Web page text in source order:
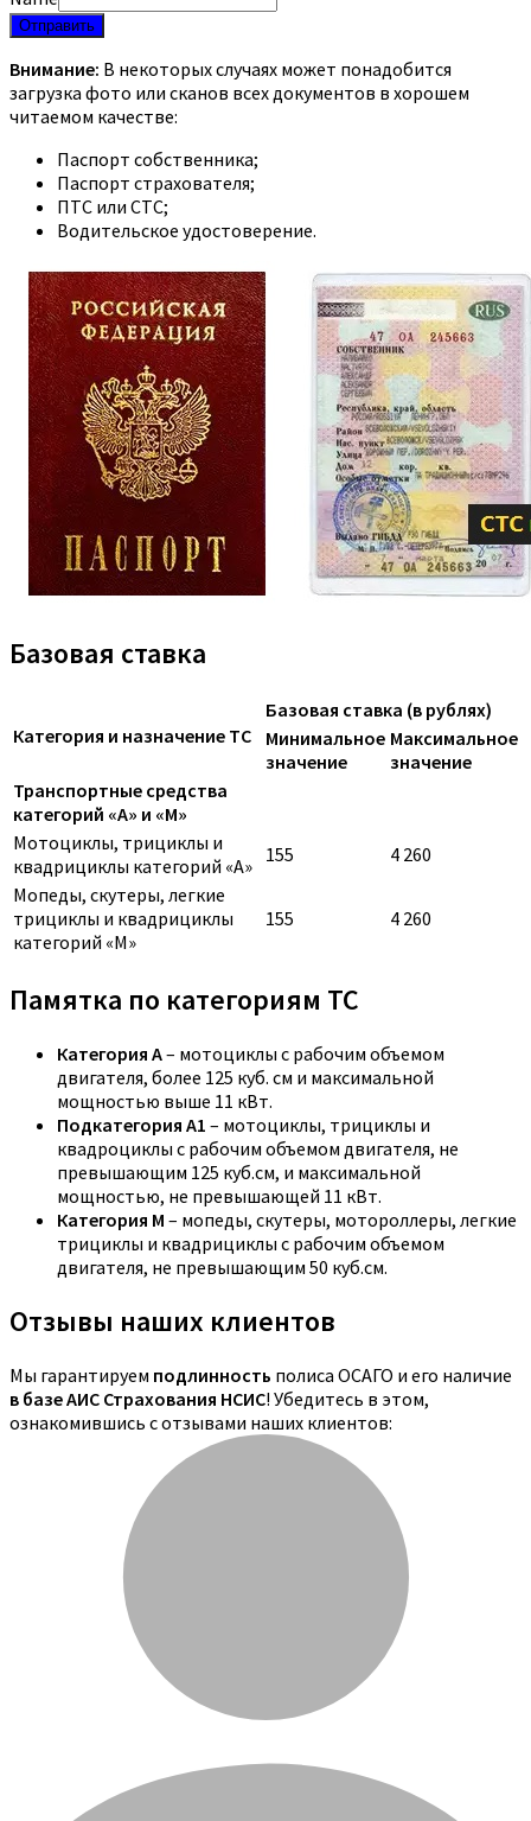
Отправить
Внимание: В некоторых случаях может понадобится
загрузка фото или сканов всех документов в хорошем
читаемом качестве:
Паспорт собственника;
Паспорт страхователя;
ПТС или СТС;
Водительское удостоверение.
Базовая ставка
Категория и назначение ТС
Базовая ставка (в рублях)
Минимальное
значение
Максимальное
значение
Транспортные средства
категорий «A» и «M»
Мотоциклы, трициклы и
квадрициклы категорий «A» 155
4 260
Мопеды, скутеры, легкие
трициклы и квадрициклы
категорий «M»
155 4 260
Памятка по категориям ТС
Категория A– мотоциклы с рабочим объемом
двигателя, более 125 куб. см и максимальной
мощностью выше 11 кВт.
Подкатегория A1 – мотоциклы, трициклы и
квадроциклы с рабочим объемом двигателя, не
превышающим 125 куб.см, и максимальной
мощностью, не превышающей 11 кВт.
Категория M – мопеды, скутеры, мотороллеры, легкие
трициклы и квадрициклы с рабочим объемом
двигателя, не превышающим 50 куб.см.
Отзывы наших клиентов
Мы гарантируем подлинность полиса ОСАГО и его наличие
в базе АИС Страхования НСИС! Убедитесь в этом,
ознакомившись с отзывами наших клиентов: